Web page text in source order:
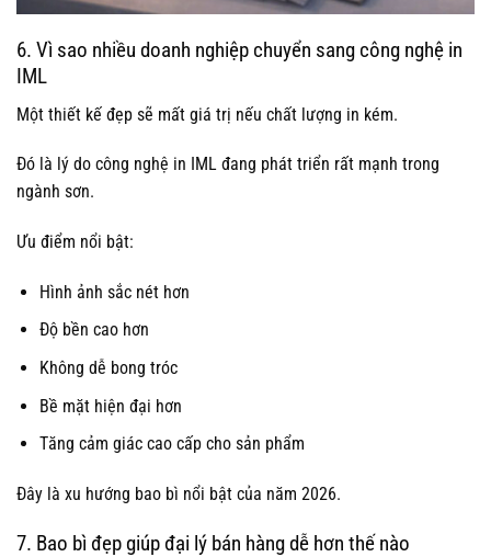
6. Vì sao nhiều doanh nghiệp chuyển sang công nghệ in
IML
Một thiết kế đẹp sẽ mất giá trị nếu chất lượng in kém.
Đó là lý do công nghệ in IML đang phát triển rất mạnh trong
ngành sơn.
Ưu điểm nổi bật:
Hình ảnh sắc nét hơn
Độ bền cao hơn
Không dễ bong tróc
Bề mặt hiện đại hơn
Tăng cảm giác cao cấp cho sản phẩm
Đây là xu hướng bao bì nổi bật của năm 2026.
7. Bao bì đẹp giúp đại lý bán hàng dễ hơn thế nào